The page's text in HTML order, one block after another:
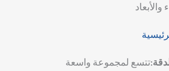
:تتسع لمجموعة واسعة